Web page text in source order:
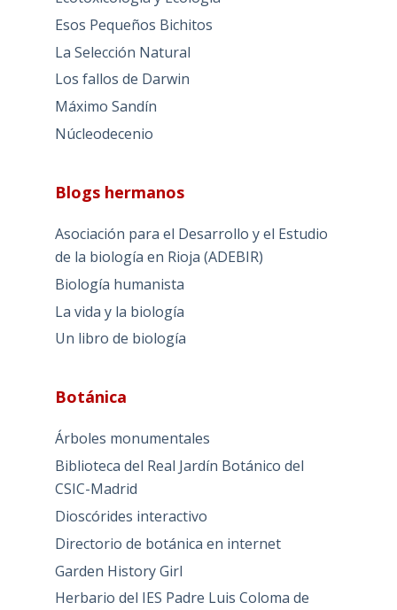
Esos Pequeños Bichitos
La Selección Natural
Los fallos de Darwin
Máximo Sandín
Núcleodecenio
Blogs hermanos
Asociación para el Desarrollo y el Estudio
de la biología en Rioja (ADEBIR)
Biología humanista
La vida y la biología
Un libro de biología
Botánica
Árboles monumentales
Biblioteca del Real Jardín Botánico del
CSIC-Madrid
Dioscórides interactivo
Directorio de botánica en internet
Garden History Girl
Herbario del IES Padre Luis Coloma de